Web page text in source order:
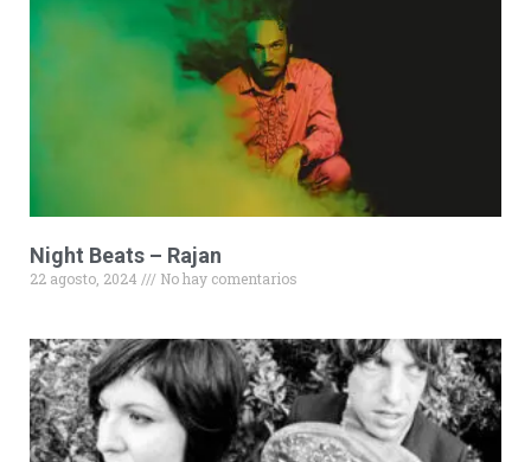
Night Beats – Rajan
22 agosto, 2024 No hay comentarios